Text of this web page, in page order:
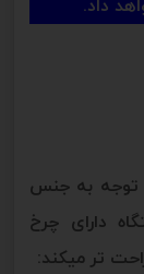
توجه به جنس
دارای چرخ
تر میکند: